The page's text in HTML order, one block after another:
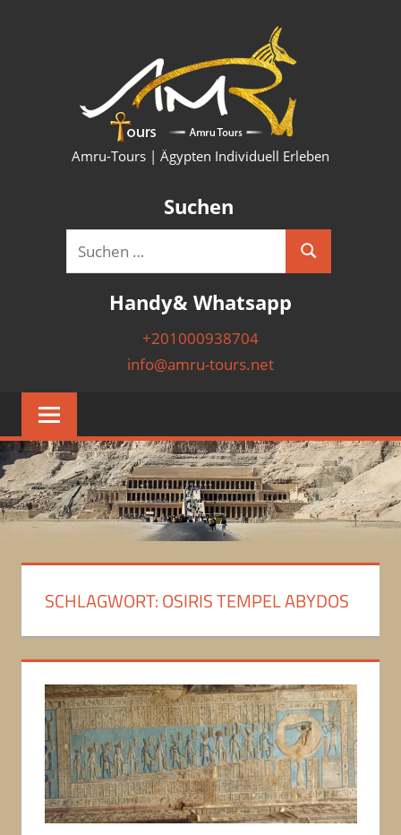
&
Amru-Tours | Ägypten Individuell Erleben
Suchen
Suchen
nach:
Suchen
Handy& Whatsapp
+201000938704
info@amru-tours.net
SCHLAGWORT:OSIRIS TEMPEL ABYDOS